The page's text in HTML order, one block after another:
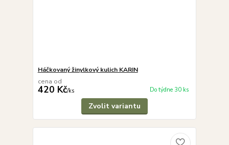
Háčkovaný žinylkový kulich KARIN
cena od
420 Kč/ks Do týdne 30 ks
Zvolit variantu